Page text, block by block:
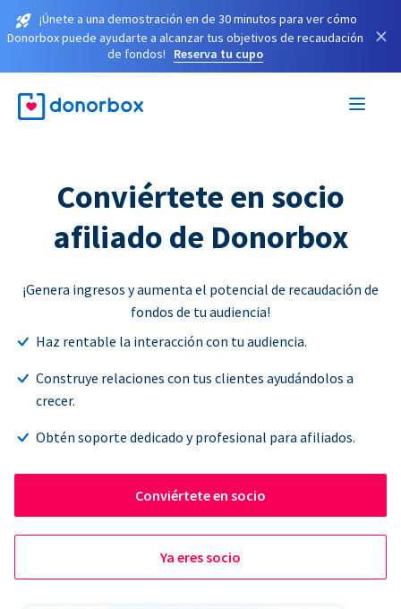
¡Únete a una demostración en de 30 minutos para ver cómo
Donorbox puede ayudarte a alcanzar tus objetivos de recaudación
de fondos!
Reserva tu cupo
×
Conviértete en socio
afiliado de Donorbox
¡Genera ingresos y aumenta el potencial de recaudación de
fondos de tu audiencia!
Haz rentable la interacción con tu audiencia.
Construye relaciones con tus clientes ayudándolos a
crecer.
Obtén soporte dedicado y profesional para afiliados.
Conviértete en socio
Ya eres socio